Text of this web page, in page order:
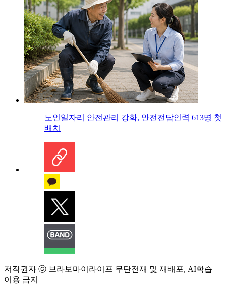
노인일자리 안전관리 강화, 안전전담인력 613명 첫
배치
저작권자 ⓒ 브라보마이라이프 무단전재 및 재배포, AI학습
이용 금지